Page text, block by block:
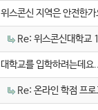
위스콘신 지역은 안전한
Re: 위스콘신대학교
대학교를 입학하려는데요
Re: 온라인 학점 프